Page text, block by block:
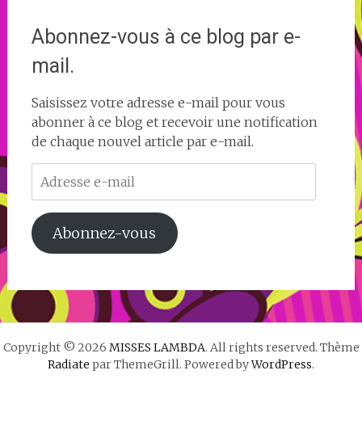
Abonnez-vous à ce blog par e-
mail.
Saisissez votre adresse e-mail pour vous
abonner à ce blog et recevoir une notification
de chaque nouvel article par e-mail.
Adresse
e-
mail
Abonnez-vous
Copyright © 2026 MISSES LAMBDA. All rights reserved. Thème
Radiate par ThemeGrill. Powered byWordPress.